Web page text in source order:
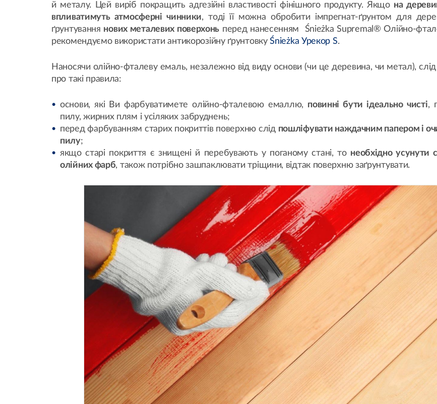
й металу. Цей виріб покращить адгезійні властивості фінішного продукту. Якщо на
впливатимуть атмосферні чинники, тоді її можна обробити імпрегнат-ґрунтом для
ґрунтування нових металевих поверхонь перед нанесенням Śnieżka Supremal® Олійно-
рекомендуємо використати антикорозійну ґрунтовкуŚnieżka Урекор S.
Наносячи олійно-фталеву емаль, незалежно від виду основи (чи це деревина, чи метал), слід
про такі правила:
основи, які Ви фарбуватимете олійно-фталевою емаллю, повинні бути ідеально чисті,
пилу, жирних плям і усіляких забруднень;
перед фарбуванням старих покриттів поверхню слід пошліфувати наждачним папером і
пилу;
якщо старі покриття є знищені й перебувають у поганому стані, то необхідно усунути
олійних фарб, також потрібно зашпаклювати тріщини, відтак поверхню заґрунтувати.